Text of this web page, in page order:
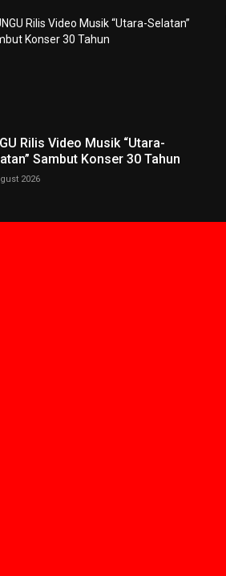
Rilis Video Musik “Utara-
Sambut Konser 30 Tahun
2026